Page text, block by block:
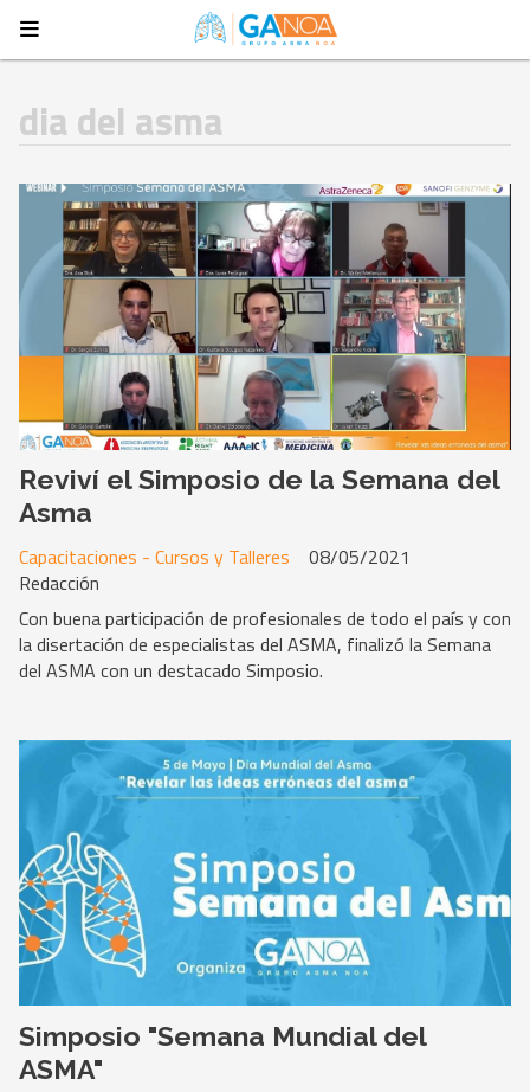
dia del asma
Reviví el Simposio de la Semana del
Asma
Redacción
Capacitaciones - Cursos y Talleres 08/05/2021
Con buena participación de profesionales de todo el país y con
la disertación de especialistas del ASMA, finalizó la Semana
del ASMA con un destacado Simposio.
Simposio "Semana Mundial del
ASMA"